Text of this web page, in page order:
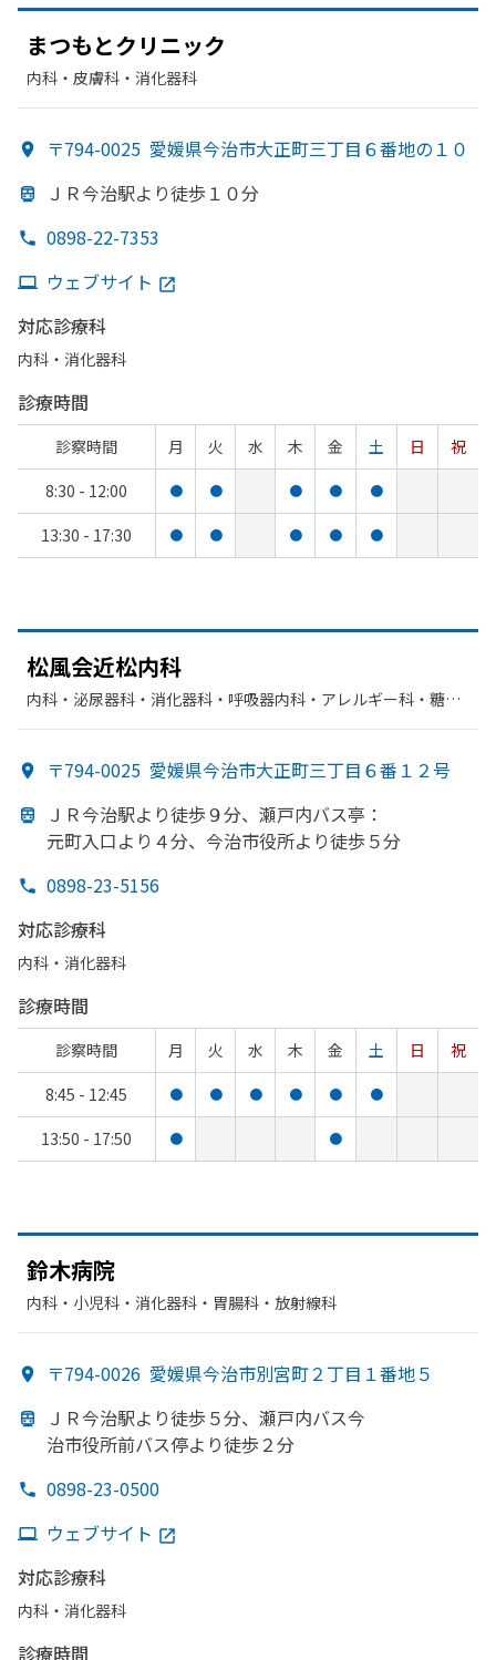
まつもとクリニック
内科・​皮膚科・​消化器科
〒794-0025 愛媛県今治市大正町三丁目６番地の１０
ＪＲ今治駅より徒歩１０分
0898-22-7353
ウェブサイト
対応診療科
内科・​消化器科
診療時間
診察時間 月 火 水 木 金 土 日
祝
8:30 - 12:00
● ● ● ● ●
13:30 - 17:30 ● ● ● ● ●
松風会近松内科
内科・​泌尿器科・​消化器科・​呼吸器内科・​アレルギー科・​糖尿
科・​腎臓内科・外科
〒794-0025 愛媛県今治市大正町三丁目６番１２号
ＪＲ今治駅より徒歩９分、 瀬戸内バス亭：
元町入口より ４分、 今治市役所より徒歩５分
0898-23-5156
対応診療科
内科・​消化器科
診療時間
診察時間 月 火 水 木 金 土 日
祝
8:45 - 12:45
● ● ● ● ● ●
13:50 - 17:50 ● ●
鈴木病院
内科・​小児科・​消化器科・​胃腸科・​放射線科
〒794-0026 愛媛県今治市別宮町２丁目１番地５
ＪＲ今治駅より徒歩５分、 瀬戸内バス今
治市役所前バス停より徒歩２分
0898-23-0500
ウェブサイト
対応診療科
内科・​消化器科
診療時間